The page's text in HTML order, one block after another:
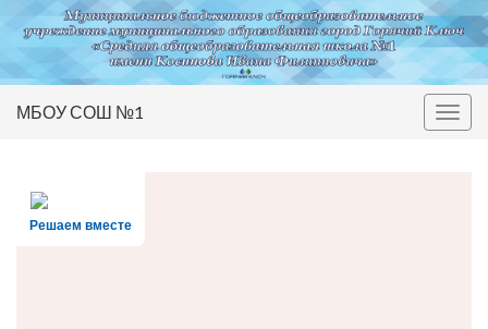
Вкл/
МБОУ СОШ №1
Решаем вместе